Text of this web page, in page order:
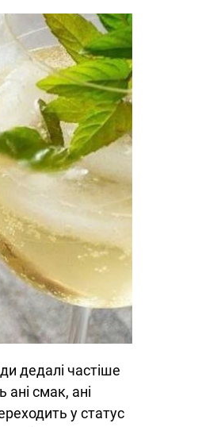
дедалі частіше
смак, ані
у статус